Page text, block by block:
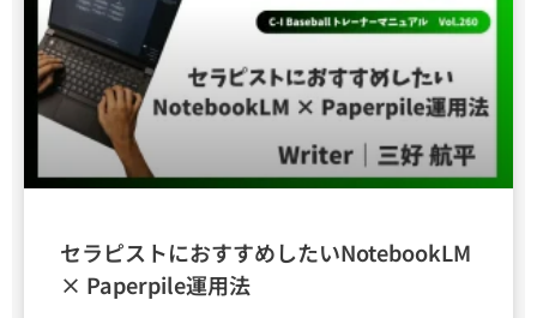
セラピストにおすすめしたいNotebookLM
× Paperpile運用法